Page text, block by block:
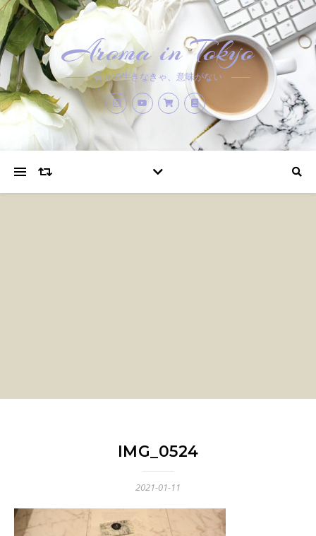
Aroma in Tokyo
香りで生きなきゃ、意味がない
IMG_0524
2021-01-11